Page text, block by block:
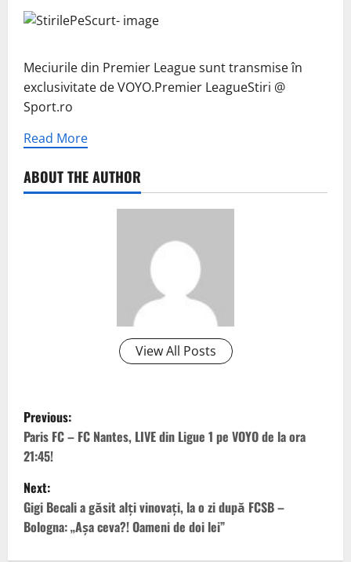
Meciurile din Premier League sunt transmise în
exclusivitate de VOYO.Premier LeagueStiri @
Sport.ro
Read More
ABOUT THE AUTHOR
View All Posts
P
o
s
t
n
Previous:
Paris FC – FC Nantes, LIVE din Ligue 1 pe VOYO de la ora
21:45!
Next:
Gigi Becali a găsit alți vinovați, la o zi după FCSB –
Bologna: „Așa ceva?! Oameni de doi lei”